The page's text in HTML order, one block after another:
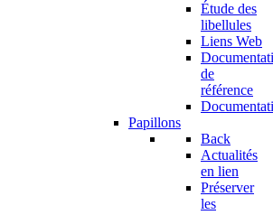
Étude des
libellules
Liens Web
de
référence
Papillons
Back
Actualités
en lien
Préserver
les